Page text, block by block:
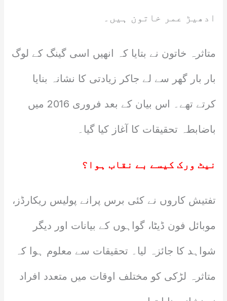
ادھیڑ عمر خاتون ہیں۔
متاثرہ خاتون نے بتایا کہ انھیں اسی گینگ کے لوگ
بار بار گھر سے لے جاکر زیادتی کا نشانہ بنایا
کرتے تھے۔ اس بیان کے بعد فروری 2016 میں
باضابطہ تحقیقات کا آغاز کیا گیا۔
نیٹ ورک کیسے بے نقاب ہوا؟
تفتیش کاروں نے کئی برس پرانے پولیس ریکارڈز،
موبائل فون ڈیٹا، گواہوں کے بیانات اور دیگر
شواہد کا جائزہ لیا۔ تحقیقات سے معلوم ہوا کہ
متاثرہ لڑکی کو مختلف اوقات میں متعدد افراد